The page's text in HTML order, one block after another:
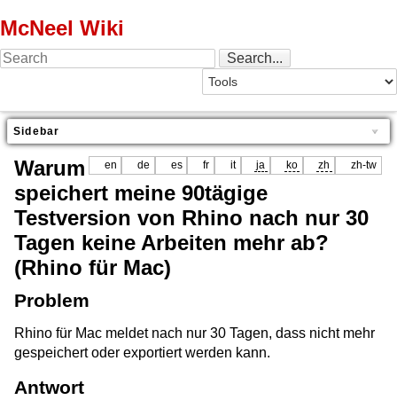
McNeel Wiki
Sidebar
en de es fr it ja ko zh zh-tw
Warum
speichert meine 90tägige
Testversion von Rhino nach nur 30
Tagen keine Arbeiten mehr ab?
(Rhino für Mac)
Problem
Rhino für Mac meldet nach nur 30 Tagen, dass nicht mehr
gespeichert oder exportiert werden kann.
Antwort